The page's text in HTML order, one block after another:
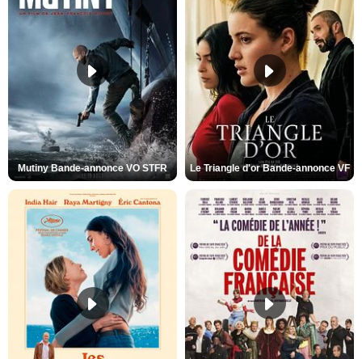
Mutiny Bande-annonce VO STFR Le Triangle d'or Bande-annonce VF